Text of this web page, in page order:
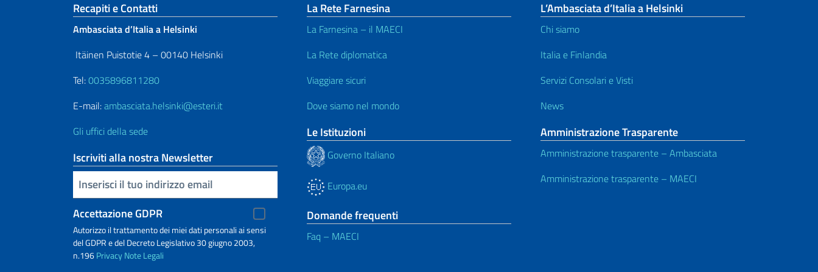
Sezione footer
Recapiti e Contatti
Ambasciata d’Italia a Helsinki
Itäinen Puistotie 4 – 00140 Helsinki
Tel:0035896811280
E-mail:ambasciata.helsinki@esteri.it
Gli uffici della sede
Iscriviti alla nostra Newsletter
Inserisci la tua email
Accettazione GDPR
Autorizzo il trattamento dei miei dati personali ai sensi
del GDPR e del Decreto Legislativo 30 giugno 2003,
n.196PrivacyNote Legali
La Rete Farnesina
La Farnesina – il MAECI
La Rete diplomatica
Viaggiare sicuri
Dove siamo nel mondo
Le Istituzioni
Governo Italiano
Europa.eu
Domande frequenti
Faq – MAECI
L’Ambasciata d’Italia a Helsinki
Chi siamo
Italia e Finlandia
Servizi Consolari e Visti
News
Amministrazione Trasparente
Amministrazione trasparente – Ambasciata
Amministrazione trasparente – MAECI